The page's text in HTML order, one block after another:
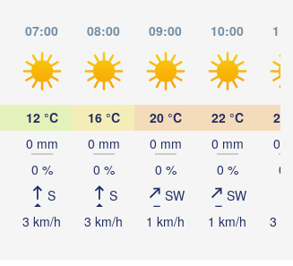
07:00 08:00 09:00 10:00
12 °C
0 mm
0 %
S
3 km/h
16 °C
0 mm
0 %
S
3 km/h
20 °C
0 mm
0 %
SW
1 km/h
22 °C
0 mm
0 %
SW
1 km/h
24
0
0
3
(Astana)
Көкшетау
(Kökşetaw)